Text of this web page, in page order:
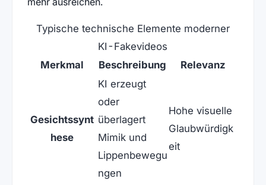
Typische technische Elemente moderner
KI-Fakevideos
Merkmal
Beschreibung Relevanz
Gesichtssynt
hese
KI erzeugt
oder
überlagert
Mimik und
Lippenbewegu
ngen
Hohe visuelle
Glaubwürdigk
eit